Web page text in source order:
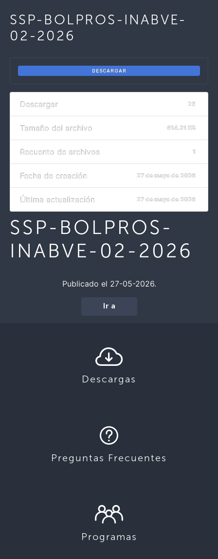
SSP-BOLPROS-INABVE-
02-2026
DESCARGAR
Descargar 25
Tamaño del archivo 614.31 KB
Recuento de archivos 1
Fecha de creación 27 de mayo de 2026
Última actualización 27 de mayo de 2026
SSP-BOLPROS-
INABVE-02-2026
Publicado el 27-05-2026.
Ir a
Descargas
Preguntas Frecuentes
Programas